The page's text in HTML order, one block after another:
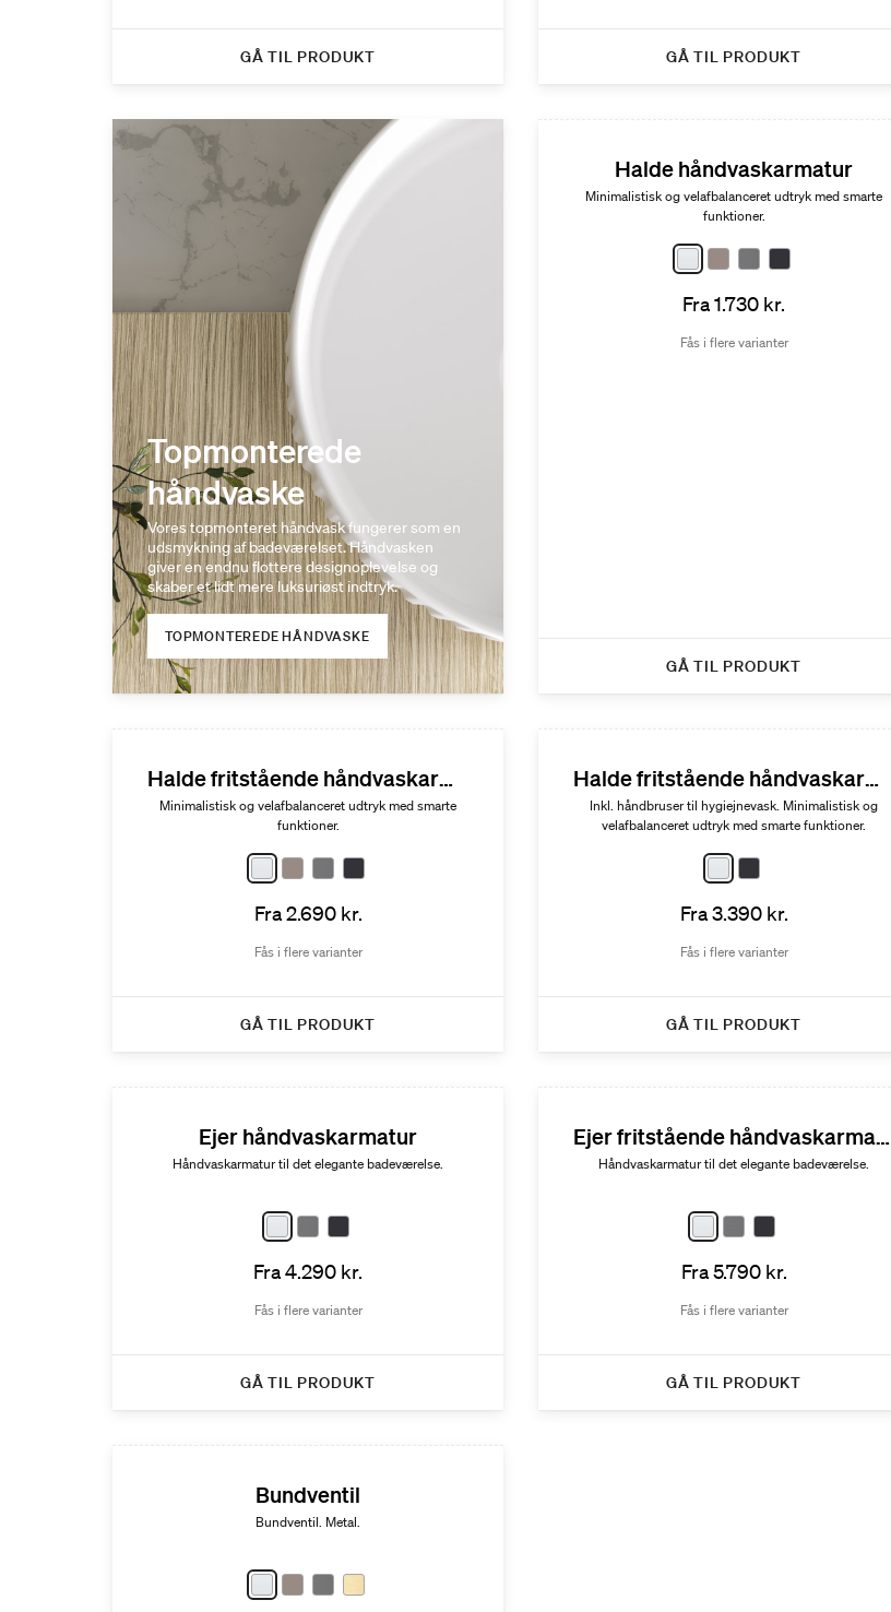
GÅ TIL PRODUKT GÅ TIL PRODUKT
Topmonterede
håndvaske
Vores topmonteret håndvask fungerer som en
udsmykning af badeværelset. Håndvasken
giver en endnu flottere designoplevelse og
skaber et lidt mere luksuriøst indtryk.
TOPMONTEREDE HÅNDVASKE
Halde håndvaskarmatur
Minimalistisk og velafbalanceret udtryk med smarte
funktioner.
Fra 1.730 kr.
Fås i flere varianter
GÅ TIL PRODUKT
Halde fritstående håndvaskarmatur
Minimalistisk og velafbalanceret udtryk med smarte
funktioner.
Fra 2.690 kr.
Fås i flere varianter
GÅ TIL PRODUKT
Halde fritstående håndvaskarmatur
Inkl. håndbruser til hygiejnevask. Minimalistisk og
velafbalanceret udtryk med smarte funktioner.
Fra 3.390 kr.
Fås i flere varianter
GÅ TIL PRODUKT
Ejer håndvaskarmatur
Håndvaskarmatur til det elegante badeværelse.
Fra 4.290 kr.
Fås i flere varianter
GÅ TIL PRODUKT
Ejer fritstående håndvaskarmatur
Håndvaskarmatur til det elegante badeværelse.
Fra 5.790 kr.
Fås i flere varianter
GÅ TIL PRODUKT
Bundventil
Bundventil. Metal.